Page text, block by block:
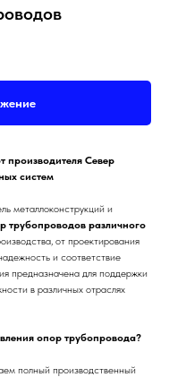
Север
систем
металлоконструкций и
трубопроводов различного
от проектирования
и соответствие
предназначена для поддержки
в различных отраслях
опор трубопровода?
полный производственный